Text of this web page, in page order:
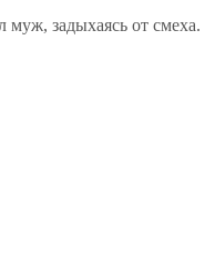
задыхаясь от смеха.